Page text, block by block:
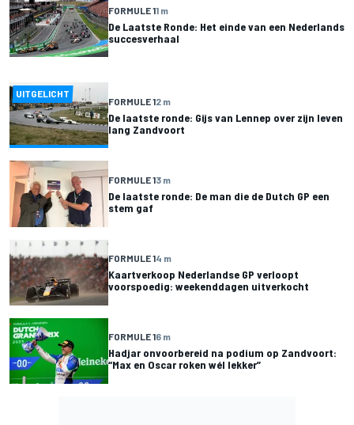
FORMULE 11 m
De Laatste Ronde: Het einde van een Nederlands
succesverhaal
UITGELICHT
FORMULE 12 m
De laatste ronde: Gijs van Lennep over zijn leven
lang Zandvoort
FORMULE 13 m
De laatste ronde: De man die de Dutch GP een
stem gaf
FORMULE 14 m
Kaartverkoop Nederlandse GP verloopt
voorspoedig: weekenddagen uitverkocht
FORMULE 16 m
Hadjar onvoorbereid na podium op Zandvoort:
“Max en Oscar roken wél lekker”